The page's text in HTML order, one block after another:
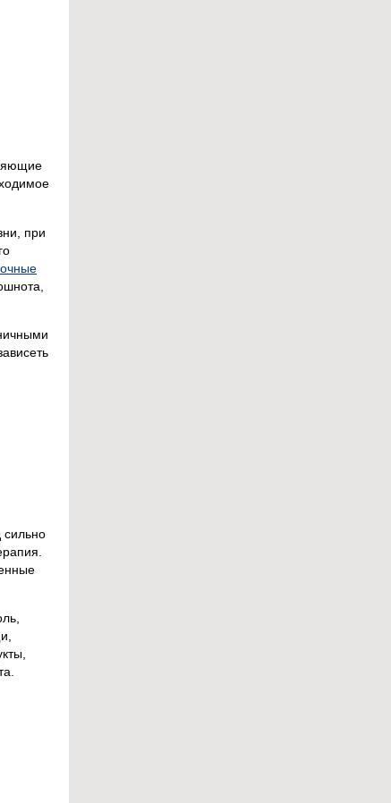
при
сильно